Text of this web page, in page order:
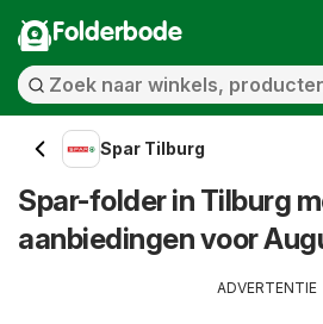
Folderbode
Spar Tilburg
Spar-folder in Tilburg
aanbiedingen voor
ADVERTENTIE